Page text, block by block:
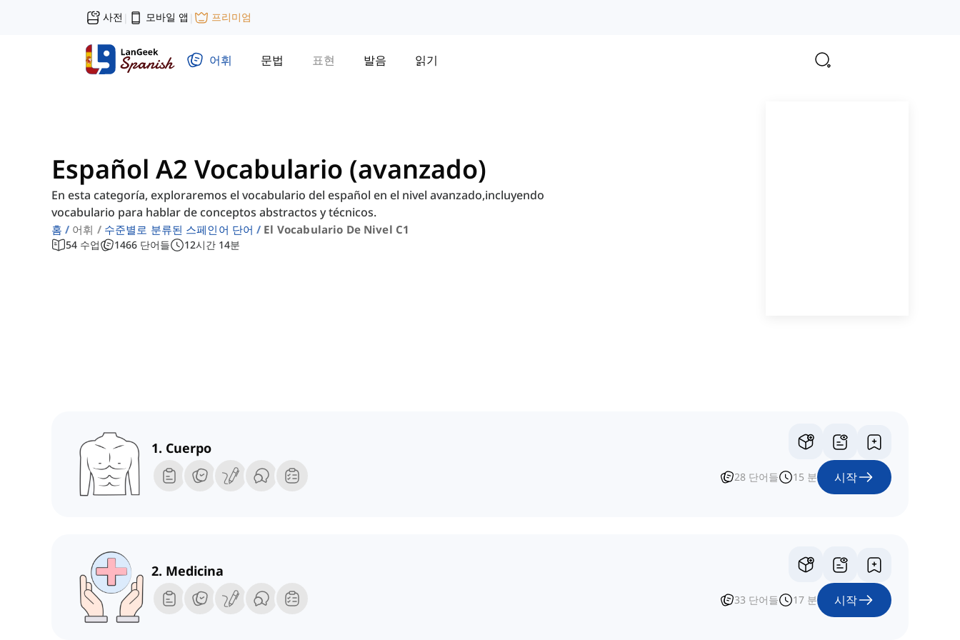
사전 | 모바일 앱 | 프리미엄
어휘 문법 표현 발음 읽기
Español A2 Vocabulario (avanzado)
En esta categoría, exploraremos el vocabulario del español en el nivel avanzado,incluyendo
vocabulario para hablar de conceptos abstractos y técnicos.
홈 어휘 수준별로 분류된 스페인어 단어 El Vocabulario De Nivel C1
54 수업 1466 단어들 12시간 14분
1. Cuerpo
28 단어들 15 분 시작
2. Medicina
33 단어들 17 분 시작